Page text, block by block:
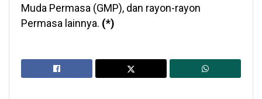
Muda Permasa (GMP), dan rayon-rayon
Permasa lainnya. (*)